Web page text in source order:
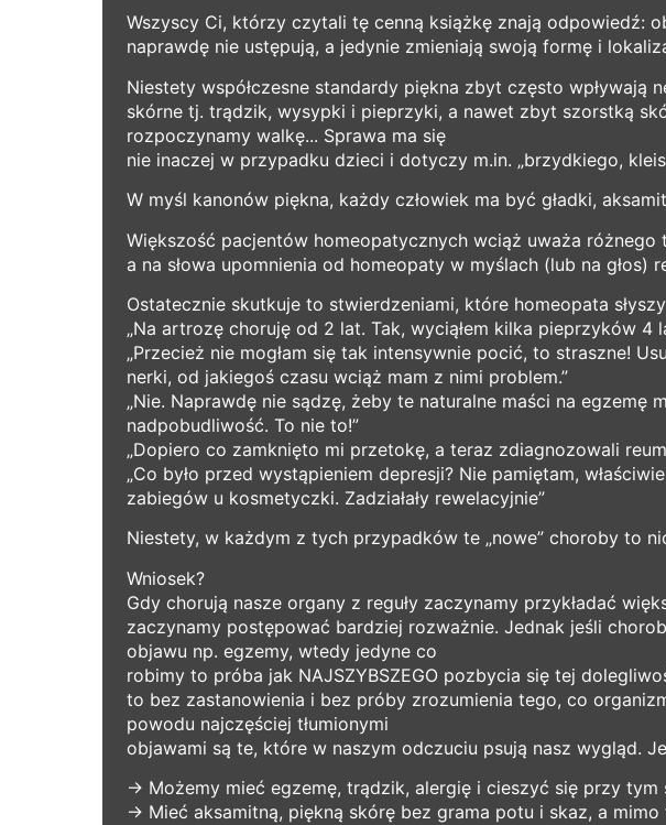
Wszyscy Ci, którzy czytali tę cenną książkę znają odpowiedź:
naprawdę nie ustępują, a jedynie zmieniają swoją formę i
Niestety współczesne standardy piękna zbyt często
skórne tj. trądzik, wysypki i pieprzyki, a nawet zbyt szorstką
rozpoczynamy walkę... Sprawa ma się
nie inaczej w przypadku dzieci i dotyczy m.in. „brzydkiego,
W myśl kanonów piękna, każdy człowiek ma być gładki,
Większość pacjentów homeopatycznych wciąż uważa różnego
a na słowa upomnienia od homeopaty w myślach (lub na głos)
Ostatecznie skutkuje to stwierdzeniami, które homeopata
„Na artrozę choruję od 2 lat. Tak, wyciąłem kilka pieprzyków 4
„Przecież nie mogłam się tak intensywnie pocić, to straszne!
nerki, od jakiegoś czasu wciąż mam z nimi problem.”
„Nie. Naprawdę nie sądzę, żeby te naturalne maści na egzemę
nadpobudliwość. To nie to!”
„Dopiero co zamknięto mi przetokę, a teraz zdiagnozowali
„Co było przed wystąpieniem depresji? Nie pamiętam,
zabiegów u kosmetyczki. Zadziałały rewelacyjnie”
Niestety, w każdym z tych przypadków te „nowe” choroby to
Wniosek?
Gdy chorują nasze organy z reguły zaczynamy przykładać
zaczynamy postępować bardziej rozważnie. Jednak jeśli
objawu np. egzemy, wtedy jedyne co
robimy to próba jak NAJSZYBSZEGO pozbycia się tej
to bez zastanowienia i bez próby zrozumienia tego, co
powodu najczęściej tłumionymi
objawami są te, które w naszym odczuciu psują nasz wygląd.
→ Możemy mieć egzemę, trądzik, alergię i cieszyć się przy tym
→ Mieć aksamitną, piękną skórę bez grama potu i skaz, a